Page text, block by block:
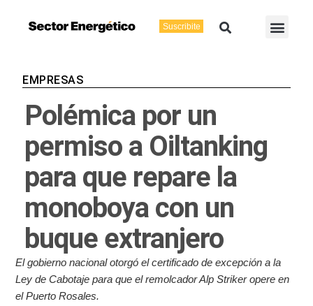
Suscribite Buscar
EMPRESAS
Polémica por un
permiso a Oiltanking
para que repare la
monoboya con un
buque extranjero
El gobierno nacional otorgó el certificado de excepción a la
Ley de Cabotaje para que el remolcador Alp Striker opere en
el Puerto Rosales.